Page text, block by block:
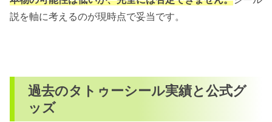
説を軸に考えるのが現時点で妥当です。
過去のタトゥーシール実績と公式グ
ッズ